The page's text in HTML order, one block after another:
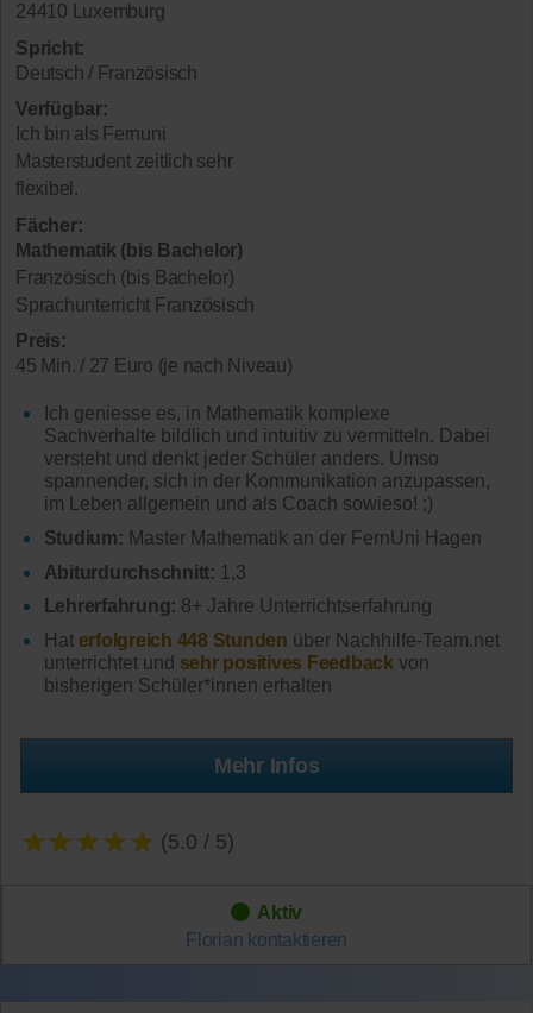
24410 Luxemburg
Spricht:
Deutsch / Französisch
Verfügbar:
Ich bin als Fernuni
Masterstudent zeitlich sehr
flexibel.
Fächer:
Mathematik (bis Bachelor)
Französisch (bis Bachelor)
Sprachunterricht Französisch
Preis:
45 Min. / 27 Euro (je nach Niveau)
Ich geniesse es, in Mathematik komplexe
Sachverhalte bildlich und intuitiv zu vermitteln. Dabei
versteht und denkt jeder Schüler anders. Umso
spannender, sich in der Kommunikation anzupassen,
im Leben allgemein und als Coach sowieso! ;)
Studium: Master Mathematik an der FernUni Hagen
Abiturdurchschnitt: 1,3
Lehrerfahrung: 8+ Jahre Unterrichtserfahrung
Hat erfolgreich 448 Stunden über Nachhilfe-Team.net
unterrichtet und sehr positives Feedback von
bisherigen Schüler*innen erhalten
Mehr Infos
★★★★★ (5.0 / 5)
Aktiv
Florian kontaktieren